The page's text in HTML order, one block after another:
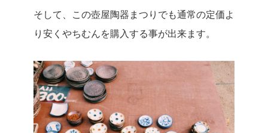
そして、この壺屋陶器まつりでも通常の定価よ
り安くやちむんを購入する事が出来ます。